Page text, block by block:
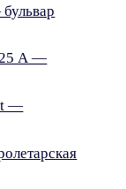
25 А —
—